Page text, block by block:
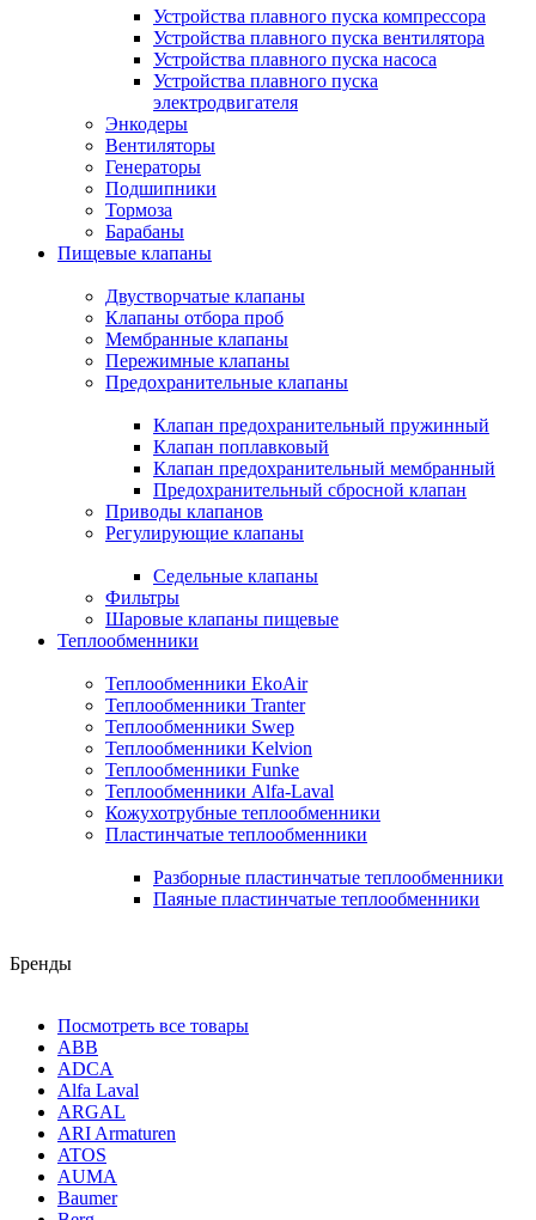
Устройства плавного пуска компрессора
Устройства плавного пуска вентилятора
Устройства плавного пуска насоса
Устройства плавного пуска
электродвигателя
Энкодеры
Вентиляторы
Генераторы
Подшипники
Тормоза
Барабаны
Пищевые клапаны
Двустворчатые клапаны
Клапаны отбора проб
Мембранные клапаны
Пережимные клапаны
Предохранительные клапаны
Клапан предохранительный пружинный
Клапан поплавковый
Клапан предохранительный мембранный
Предохранительный сбросной клапан
Приводы клапанов
Регулирующие клапаны
Седельные клапаны
Фильтры
Шаровые клапаны пищевые
Теплообменники
Теплообменники EkoAir
Теплообменники Tranter
Теплообменники Swep
Теплообменники Kelvion
Теплообменники Funke
Теплообменники Alfa-Laval
Кожухотрубные теплообменники
Пластинчатые теплообменники
Разборные пластинчатые теплообменники
Паяные пластинчатые теплообменники
Бренды
Посмотреть все товары
ABB
ADCA
Alfa Laval
ARGAL
ARI Armaturen
ATOS
AUMA
Baumer